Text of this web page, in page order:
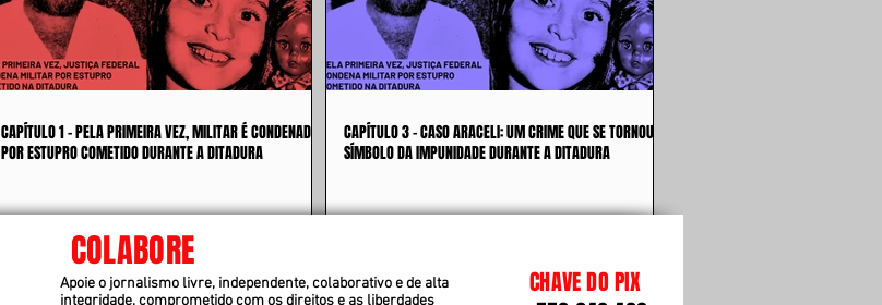
CAPÍTULO 1 - PELA PRIMEIRA VEZ, MILITAR É CONDENADO
POR ESTUPRO COMETIDO DURANTE A DITADURA
CAPÍTULO 3 - CASO ARACELI: UM CRIME QUE SE TORNOU
SÍMBOLO DA IMPUNIDADE DURANTE A DITADURA
COLABORE
Apoie o jornalismo livre, independente, colaborativo e de alta
integridade, comprometido com os direitos e as liberdades
CHAVE DO PIX